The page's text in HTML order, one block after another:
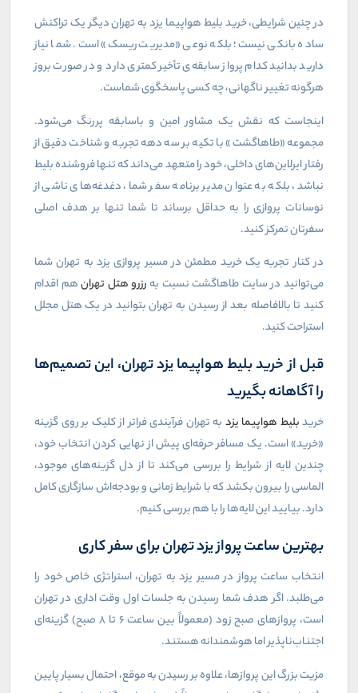
در چنین شرایطی، خرید بلیط هواپیما یزد به تهران دیگر یک تراکنش
ساده بانکی نیست؛ بلکه نوعی «مدیریت ریسک» است. شما نیاز
دارید بدانید کدام پرواز سابقه‌ی تأخیر کمتری دارد و در صورت بروز
هرگونه تغییر ناگهانی، چه کسی پاسخگوی شماست.
اینجاست که نقش یک مشاور امین و باسابقه پررنگ می‌شود.
مجموعه «طاهاگشت» با تکیه بر سه دهه تجربه و شناخت دقیق از
رفتار ایرلاین‌های داخلی، خود را متعهد می‌داند که تنها فروشنده بلیط
نباشد، بلکه به عنوان مدیر برنامه سفر شما، دغدغه‌های ناشی از
نوسانات پروازی را به حداقل برساند تا شما تنها بر هدف اصلی
سفرتان تمرکز کنید.
در کنار تجربه یک خرید مطمئن در مسیر پروازی یزد به تهران شما
می‌توانید در سایت طاهاگشت نسبت به رزرو هتل تهرانهم اقدام
کنید تا بالافاصله بعد از رسیدن به تهران بتوانید در یک هتل مجلل
استراحت کنید.
قبل از خرید بلیط هواپیما یزد تهران، این تصمیم‌ها
را آگاهانه بگیرید
خریدبلیط هواپیما یزد به تهران فرآیندی فراتر از کلیک بر روی گزینه
«خرید» است. یک مسافر حرفه‌ای پیش از نهایی کردن انتخاب خود،
چندین لایه از شرایط را بررسی می‌کند تا از دل گزینه‌های موجود،
الماسی را بیرون بکشد که با شرایط زمانی و بودجه‌اش سازگاری کامل
دارد. بیایید این لایه‌ها را با هم بررسی کنیم.
بهترین ساعت پرواز یزد تهران برای سفر کاری
انتخاب ساعت پرواز در مسیر یزد به تهران، استراتژی خاص خود را
می‌طلبد. اگر هدف شما رسیدن به جلسات اول وقت اداری در تهران
است، پروازهای صبح زود (معمولاً بین ساعت ۶ تا ۸ صبح) گزینه‌ای
اجتناب‌ناپذیر اما هوشمندانه هستند.
مزیت بزرگ این پروازها، علاوه بر رسیدن به موقع، احتمال بسیار پایین